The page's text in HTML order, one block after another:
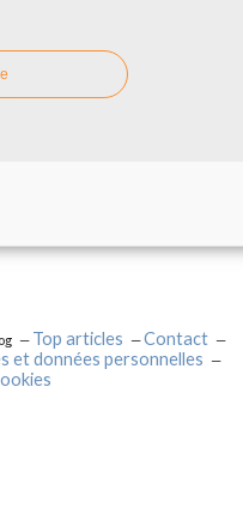
Top articles
Contact
et données personnelles